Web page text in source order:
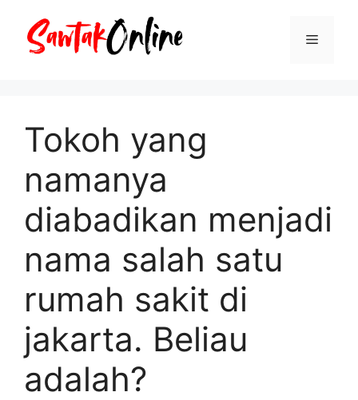
Menu
Tokoh yang
namanya
diabadikan menjadi
nama salah satu
rumah sakit di
jakarta. Beliau
adalah?